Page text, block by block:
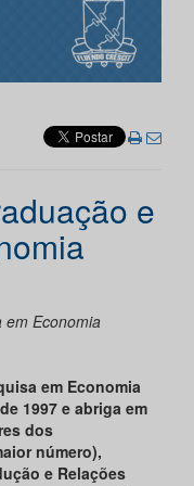
e
em Economia
em Economia
1997 e abriga em
dos
número),
e Relações